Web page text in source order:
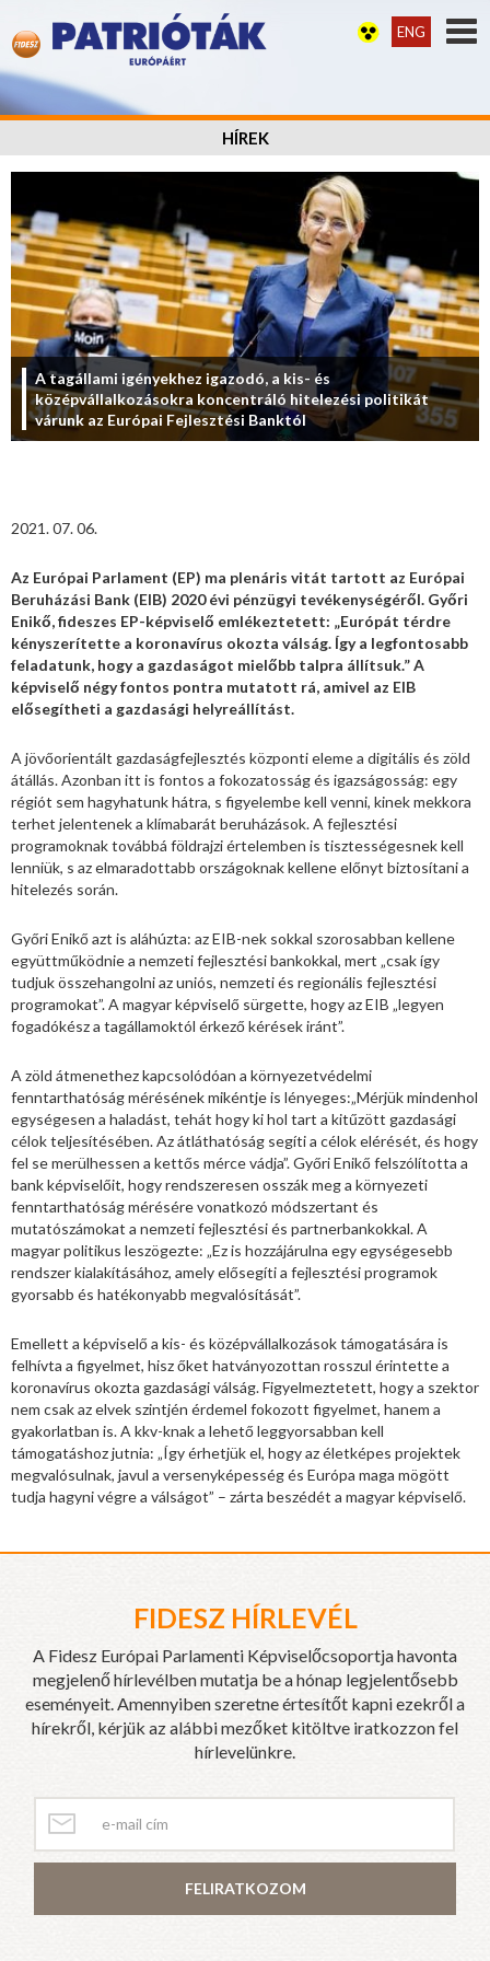
ENG
HÍREK
A tagállami igényekhez igazodó, a kis- és
középvállalkozásokra koncentráló hitelezési politikát
várunk az Európai Fejlesztési Banktól
2021. 07. 06.
Az Európai Parlament (EP) ma plenáris vitát tartott az Európai
Beruházási Bank (EIB) 2020 évi pénzügyi tevékenységéről. Győri
Enikő, fideszes EP-képviselő emlékeztetett: „Európát térdre
kényszerítette a koronavírus okozta válság. Így a legfontosabb
feladatunk, hogy a gazdaságot mielőbb talpra állítsuk.” A
képviselő négy fontos pontra mutatott rá, amivel az EIB
elősegítheti a gazdasági helyreállítást.
A jövőorientált gazdaságfejlesztés központi eleme a digitális és zöld
átállás. Azonban itt is fontos a fokozatosság és igazságosság: egy
régiót sem hagyhatunk hátra, s figyelembe kell venni, kinek mekkora
terhet jelentenek a klímabarát beruházások. A fejlesztési
programoknak továbbá földrajzi értelemben is tisztességesnek kell
lenniük, s az elmaradottabb országoknak kellene előnyt biztosítani a
hitelezés során.
Győri Enikő azt is aláhúzta: az EIB-nek sokkal szorosabban kellene
együttműködnie a nemzeti fejlesztési bankokkal, mert „csak így
tudjuk összehangolni az uniós, nemzeti és regionális fejlesztési
programokat”. A magyar képviselő sürgette, hogy az EIB „legyen
fogadókész a tagállamoktól érkező kérések iránt”.
A zöld átmenethez kapcsolódóan a környezetvédelmi
fenntarthatóság mérésének mikéntje is lényeges:„Mérjük mindenhol
egységesen a haladást, tehát hogy ki hol tart a kitűzött gazdasági
célok teljesítésében. Az átláthatóság segíti a célok elérését, és hogy
fel se merülhessen a kettős mérce vádja”. Győri Enikő felszólította a
bank képviselőit, hogy rendszeresen osszák meg a környezeti
fenntarthatóság mérésére vonatkozó módszertant és
mutatószámokat a nemzeti fejlesztési és partnerbankokkal. A
magyar politikus leszögezte: „Ez is hozzájárulna egy egységesebb
rendszer kialakításához, amely elősegíti a fejlesztési programok
gyorsabb és hatékonyabb megvalósítását”.
Emellett a képviselő a kis- és középvállalkozások támogatására is
felhívta a figyelmet, hisz őket hatványozottan rosszul érintette a
koronavírus okozta gazdasági válság. Figyelmeztetett, hogy a szektor
nem csak az elvek szintjén érdemel fokozott figyelmet, hanem a
gyakorlatban is. A kkv-knak a lehető leggyorsabban kell
támogatáshoz jutnia: „Így érhetjük el, hogy az életképes projektek
megvalósulnak, javul a versenyképesség és Európa maga mögött
tudja hagyni végre a válságot” – zárta beszédét a magyar képviselő.
FIDESZ HÍRLEVÉL
A Fidesz Európai Parlamenti Képviselőcsoportja havonta
megjelenő hírlevélben mutatja be a hónap legjelentősebb
eseményeit. Amennyiben szeretne értesítőt kapni ezekről a
hírekről, kérjük az alábbi mezőket kitöltve iratkozzon fel
hírlevelünkre.
FELIRATKOZOM